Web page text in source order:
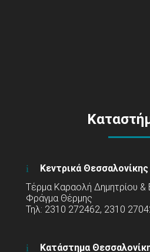
Κεντρικά
Τέρμα Καραολή Δημητρίου &
Φράγμα Θέρμης
Τηλ: 2310 272462, 2310
Κατάστημα